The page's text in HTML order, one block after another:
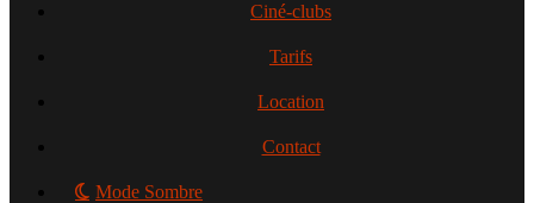
Ciné-clubs
Tarifs
Location
Contact
Mode Sombre